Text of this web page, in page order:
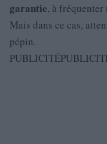
garantie, à fréquenter
Mais dans ce cas,
pépin.